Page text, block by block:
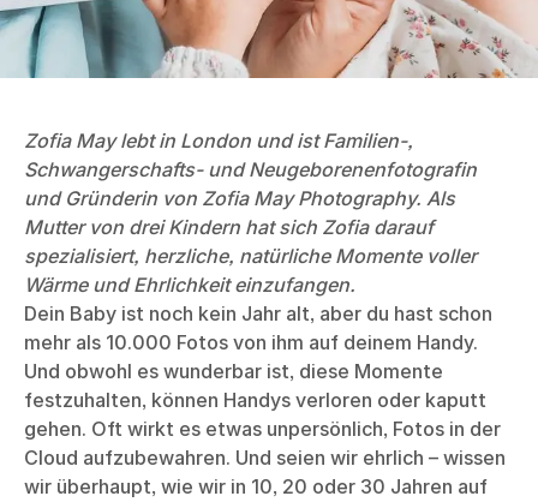
Zofia May lebt in London und ist Familien-,
Schwangerschafts- und Neugeborenenfotografin
und Gründerin von Zofia May Photography. Als
Mutter von drei Kindern hat sich Zofia darauf
spezialisiert, herzliche, natürliche Momente voller
Wärme und Ehrlichkeit einzufangen.
Dein Baby ist noch kein Jahr alt, aber du hast schon
mehr als 10.000 Fotos von ihm auf deinem Handy.
Und obwohl es wunderbar ist, diese Momente
festzuhalten, können Handys verloren oder kaputt
gehen. Oft wirkt es etwas unpersönlich, Fotos in der
Cloud aufzubewahren. Und seien wir ehrlich – wissen
wir überhaupt, wie wir in 10, 20 oder 30 Jahren auf